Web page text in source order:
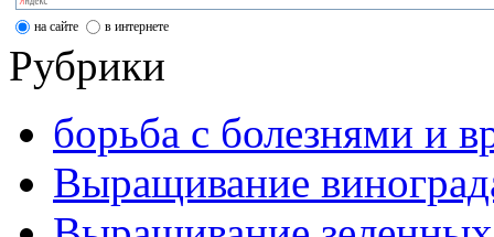
на сайте в интернете
Рубрики
борьба с болезнями и
Выращивание